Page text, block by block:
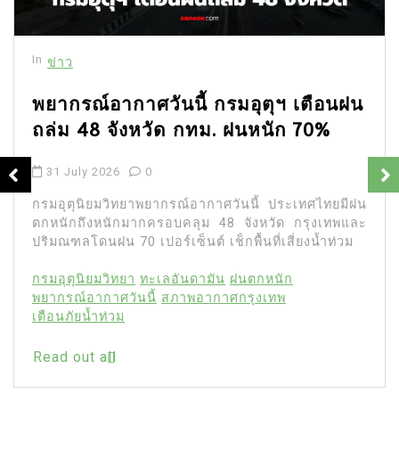
In ข่าว
พยากรณ์อากาศวันนี้ กรมอุตุฯ เตือนฝน
ถล่ม 48 จังหวัด กทม. ฝนหนัก 70%
31 July 2026 0
กรมอุตุนิยมวิทยาพยากรณ์อากาศวันนี้ ประเทศไทยมีฝน
ตกหนักถึงหนักมากครอบคลุม 48 จังหวัด กรุงเทพและ
ปริมณฑลโดนฝน 70 เปอร์เซ็นต์ เช็กพื้นที่เสี่ยงน้ำท่วม
กรมอุตุนิยมวิทยา ทะเลอันดามัน ฝนตกหนัก
พยากรณ์อากาศวันนี้ สภาพอากาศกรุงเทพ
เตือนภัยน้ำท่วม
Read out all